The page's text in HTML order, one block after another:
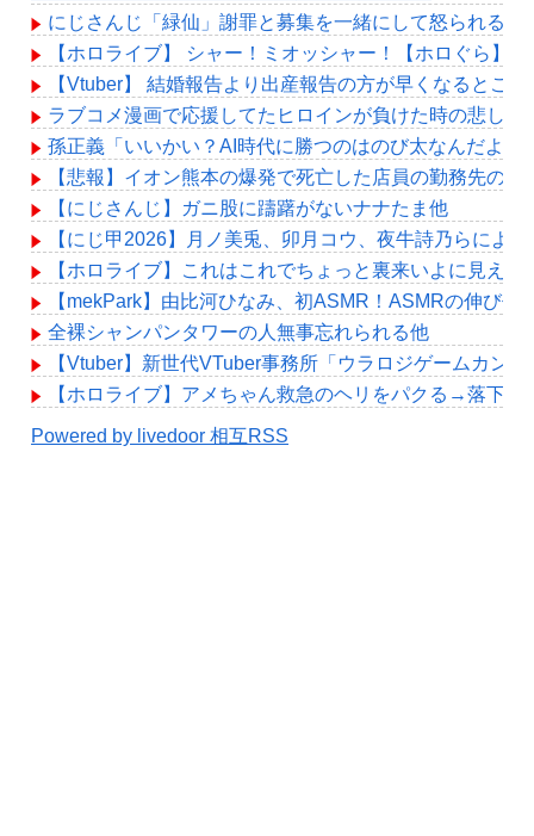
にじさんじ「緑仙」謝罪と募集を一緒にして怒られる
【ホロライブ】 シャー！ミオッシャー！【ホロぐら】
【Vtuber】 結婚報告より出産報告の方が早くなるとこ
ラブコメ漫画で応援してたヒロインが負けた時の悲しさ
孫正義「いいかい？AI時代に勝つのはのび太なんだよ、
【悲報】イオン熊本の爆発で死亡した店員の勤務先の
【にじさんじ】ガニ股に躊躇がないナナたま他
【にじ甲2026】月ノ美兎、卯月コウ、夜牛詩乃らによ
【ホロライブ】これはこれでちょっと裏来いよに見える
【mekPark】由比河ひなみ、初ASMR！ASMRの伸び代
全裸シャンパンタワーの人無事忘れられる他
【Vtuber】新世代VTuber事務所「ウラロジゲームカン
【ホロライブ】アメちゃん救急のヘリをパクる→落下【
Powered by livedoor 相互RSS